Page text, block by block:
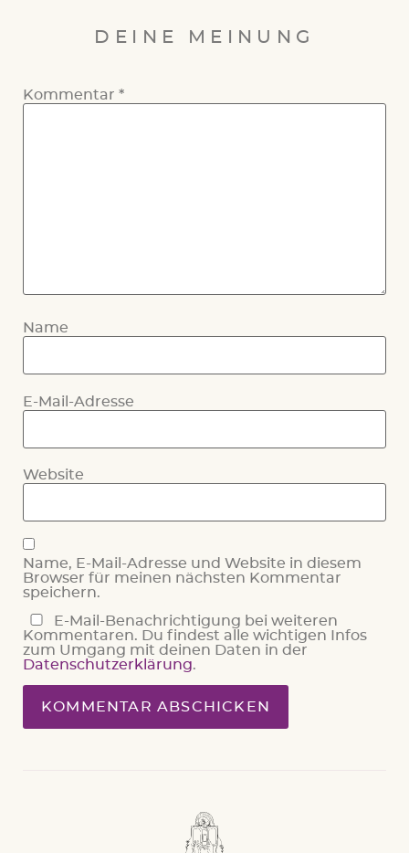
DEINE MEINUNG
Kommentar *
Name
E-Mail-Adresse
Website
Name, E-Mail-Adresse und Website in diesem
Browser für meinen nächsten Kommentar
speichern.
E-Mail-Benachrichtigung bei weiteren
Kommentaren. Du findest alle wichtigen Infos
zum Umgang mit deinen Daten in der
Datenschutzerklärung.